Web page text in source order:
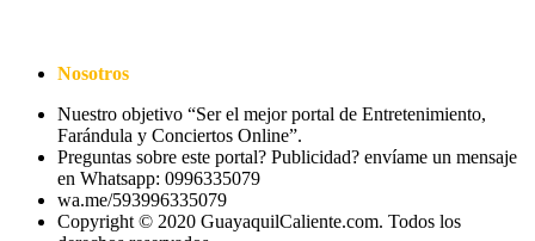
Nosotros
Nuestro objetivo “Ser el mejor portal de Entretenimiento,
Farándula y Conciertos Online”.
Preguntas sobre este portal? Publicidad? envíame un mensaje
en Whatsapp: 0996335079
wa.me/593996335079
Copyright © 2020 GuayaquilCaliente.com. Todos los